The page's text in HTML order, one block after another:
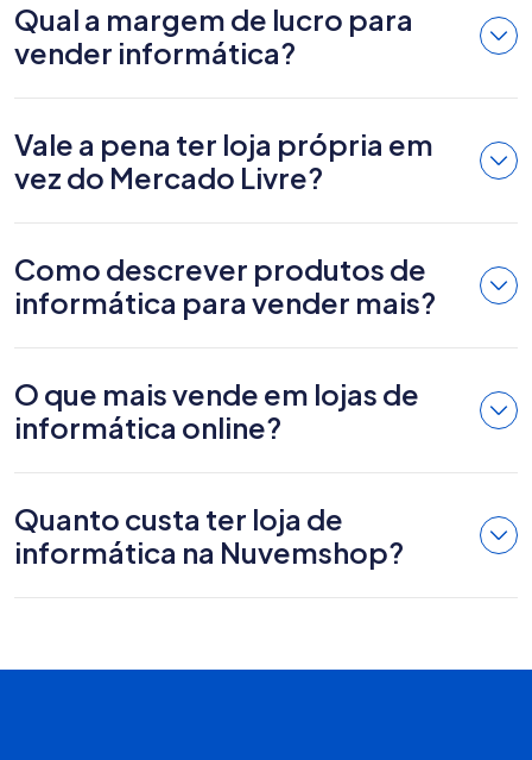
Qual a margem de lucro para
vender informática?
Vale a pena ter loja própria em
vez do Mercado Livre?
Como descrever produtos de
informática para vender mais?
O que mais vende em lojas de
informática online?
Quanto custa ter loja de
informática na Nuvemshop?